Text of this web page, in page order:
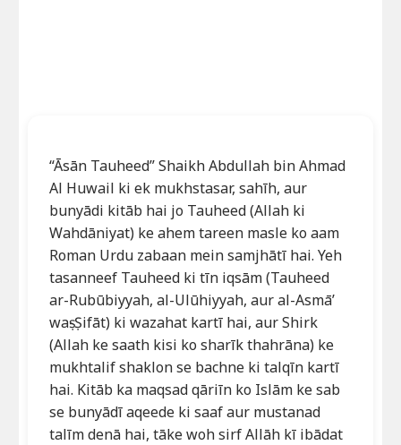
“Āsān Tauheed” Shaikh Abdullah bin Ahmad
Al Huwail ki ek mukhstasar, sahīh, aur
bunyādi kitāb hai jo Tauheed (Allah ki
Wahdāniyat) ke ahem tareen masle ko aam
Roman Urdu zabaan mein samjhātī hai. Yeh
tasanneef Tauheed ki tīn iqsām (Tauheed
ar-Rubūbiyyah, al-Ulūhiyyah, aur al-Asmā’
waṣ-Ṣifāt) ki wazahat kartī hai, aur Shirk
(Allah ke saath kisi ko sharīk thahrāna) ke
mukhtalif shaklon se bachne ki talqīn kartī
hai. Kitāb ka maqsad qāriīn ko Islām ke sab
se bunyādī aqeede ki saaf aur mustanad
talīm denā hai, tāke woh sirf Allāh kī ibādat